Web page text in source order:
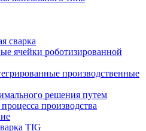
сварка
ячейки роботизированной
производственные
решения путем
производства
TIG